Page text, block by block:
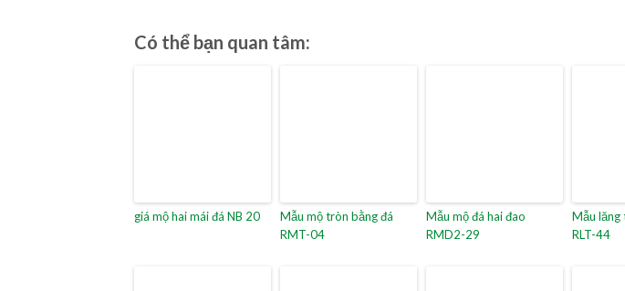
Có thể bạn quan tâm:
giá mộ hai mái đá NB 20
Mẫu mộ tròn bằng đá
RMT-04
Mẫu mộ đá hai đao
RMD2-29
Mẫu lăng
RLT-44